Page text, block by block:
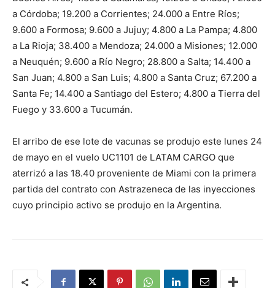
a Córdoba; 19.200 a Corrientes; 24.000 a Entre Ríos;
9.600 a Formosa; 9.600 a Jujuy; 4.800 a La Pampa; 4.800
a La Rioja; 38.400 a Mendoza; 24.000 a Misiones; 12.000
a Neuquén; 9.600 a Río Negro; 28.800 a Salta; 14.400 a
San Juan; 4.800 a San Luis; 4.800 a Santa Cruz; 67.200 a
Santa Fe; 14.400 a Santiago del Estero; 4.800 a Tierra del
Fuego y 33.600 a Tucumán.
El arribo de ese lote de vacunas se produjo este lunes 24
de mayo en el vuelo UC1101 de LATAM CARGO que
aterrizó a las 18.40 proveniente de Miami con la primera
partida del contrato con Astrazeneca de las inyecciones
cuyo principio activo se produjo en la Argentina.